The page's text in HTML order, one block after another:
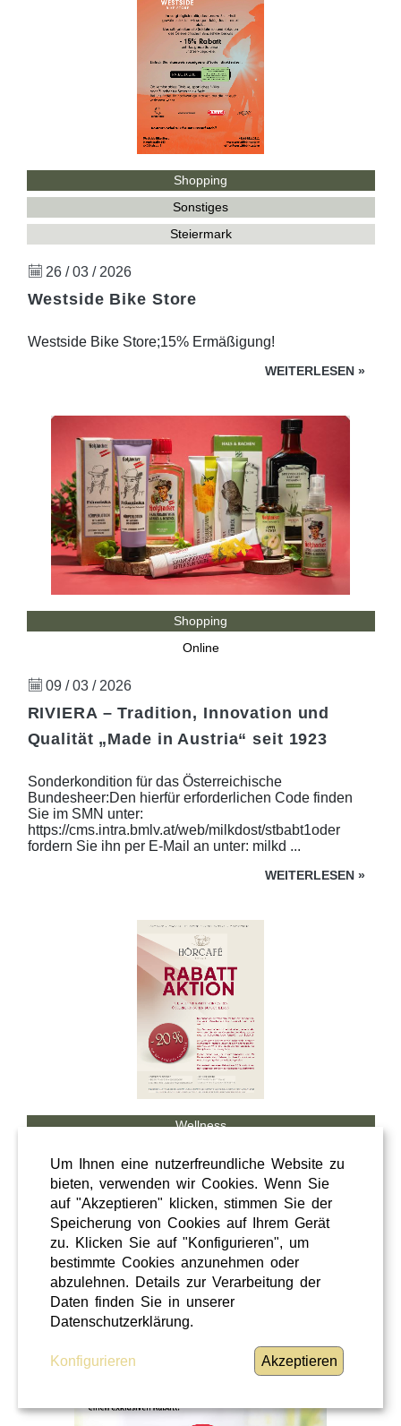
Shopping
Sonstiges
Steiermark
26 / 03 / 2026
Westside Bike Store
Westside Bike Store;15% Ermäßigung!
WEITERLESEN »
Shopping
Online
09 / 03 / 2026
RIVIERA – Tradition, Innovation und
Qualität „Made in Austria“ seit 1923
Sonderkondition für das Österreichische
Bundesheer:Den hierfür erforderlichen Code finden
Sie im SMN unter:
https://cms.intra.bmlv.at/web/milkdost/stbabt1oder
fordern Sie ihn per E-Mail an unter: milkd ...
WEITERLESEN »
Wellness
Steiermark
28 / 02 / 2026
Hörcafe
Hörcafe
Um Ihnen eine nutzerfreundliche Website zu
bieten, verwenden wir Cookies. Wenn Sie
auf "Akzeptieren" klicken, stimmen Sie der
Speicherung von Cookies auf Ihrem Gerät
zu. Klicken Sie auf "Konfigurieren", um
bestimmte Cookies anzunehmen oder
abzulehnen. Details zur Verarbeitung der
Daten finden Sie in unserer
Datenschutzerklärung.
Konfigurieren Akzeptieren